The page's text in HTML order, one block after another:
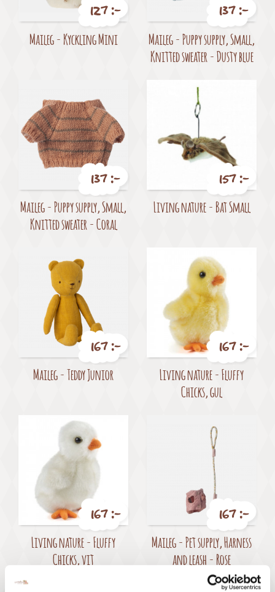
Pris
127 :-
Maileg - Kyckling Mini
Pris
137 :-
Maileg - Puppy supply, Small,
Knitted sweater - Dusty blue
Pris
137 :-
Maileg - Puppy supply, Small,
Knitted sweater - Coral
Pris
157 :-
Living nature - Bat Small
Pris
167 :-
Maileg - Teddy Junior
Pris
167 :-
Living nature - Fluffy
Chicks, gul
Pris
167 :-
Living nature - Fluffy
Chicks, vit
Pris
167 :-
Maileg - Pet supply, Harness
and leash - Rose